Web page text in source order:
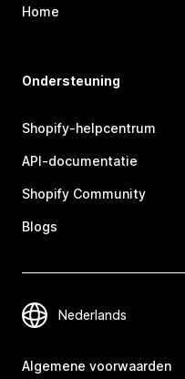
Home
Ondersteuning
Shopify-helpcentrum
API-documentatie
Shopify Community
Blogs
Algemene voorwaarden